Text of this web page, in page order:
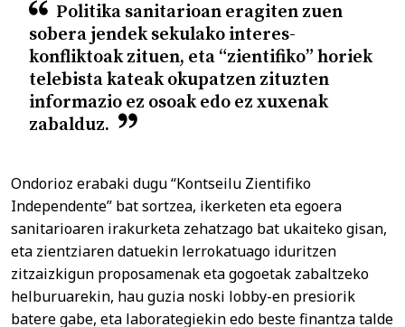
Politika sanitarioan eragiten zuen
sobera jendek sekulako interes-
konfliktoak zituen, eta “zientifiko” horiek
telebista kateak okupatzen zituzten
informazio ez osoak edo ez xuxenak
zabalduz.
Ondorioz erabaki dugu “Kontseilu Zientifiko
Independente” bat sortzea, ikerketen eta egoera
sanitarioaren irakurketa zehatzago bat ukaiteko gisan,
eta zientziaren datuekin lerrokatuago iduritzen
zitzaizkigun proposamenak eta gogoetak zabaltzeko
helburuarekin, hau guzia noski lobby-en presiorik
batere gabe, eta laborategiekin edo beste finantza talde